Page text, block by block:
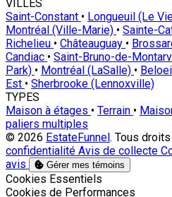
VILLES
Saint-Constant • Longueuil (Le
Montréal (Ville-Marie) • Sainte-
Richelieu • Châteauguay •
Candiac • Saint-Bruno-de-
Park) • Montréal (LaSalle) •
Est • Sherbrooke (Lennoxville)
TYPES
Maison à étages • Terrain •
paliers multiples
© 2026 EstateFunnel. Tous
confidentialité Avis de collecte
avis
Gérer mes témoins
Activer
Cookies Essentiels
Activer
Cookies de Performances